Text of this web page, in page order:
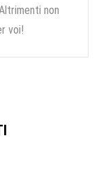
non
voi!